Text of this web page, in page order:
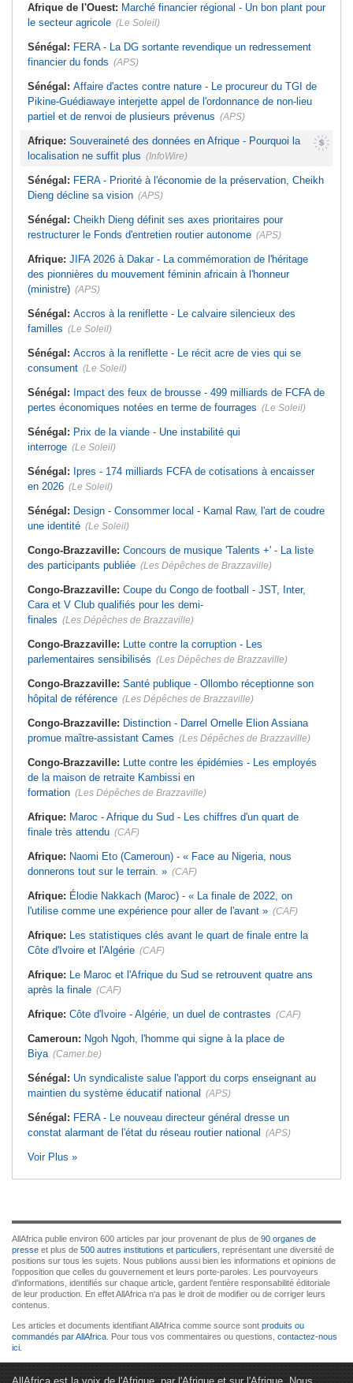
Afrique de l'Ouest: Marché financier régional - Un bon plant pour
le secteur agricole (Le Soleil)
Sénégal: FERA - La DG sortante revendique un redressement
financier du fonds (APS)
Sénégal: Affaire d'actes contre nature - Le procureur du TGI de
Pikine-Guédiawaye interjette appel de l'ordonnance de non-lieu
partiel et de renvoi de plusieurs prévenus (APS)
Afrique: Souveraineté des données en Afrique - Pourquoi la
localisation ne suffit plus (InfoWire)
Sénégal: FERA - Priorité à l'économie de la préservation, Cheikh
Dieng décline sa vision (APS)
Sénégal: Cheikh Dieng définit ses axes prioritaires pour
restructurer le Fonds d'entretien routier autonome (APS)
Afrique: JIFA 2026 à Dakar - La commémoration de l'héritage
des pionnières du mouvement féminin africain à l'honneur
(ministre) (APS)
Sénégal: Accros à la reniflette - Le calvaire silencieux des
familles (Le Soleil)
Sénégal: Accros à la reniflette - Le récit acre de vies qui se
consument (Le Soleil)
Sénégal: Impact des feux de brousse - 499 milliards de FCFA de
pertes économiques notées en terme de fourrages (Le Soleil)
Sénégal: Prix de la viande - Une instabilité qui
interroge (Le Soleil)
Sénégal: Ipres - 174 milliards FCFA de cotisations à encaisser
en 2026 (Le Soleil)
Sénégal: Design - Consommer local - Kamal Raw, l'art de coudre
une identité (Le Soleil)
Congo-Brazzaville: Concours de musique 'Talents +' - La liste
des participants publiée (Les Dépêches de Brazzaville)
Congo-Brazzaville: Coupe du Congo de football - JST, Inter,
Cara et V Club qualifiés pour les demi-
finales (Les Dépêches de Brazzaville)
Congo-Brazzaville: Lutte contre la corruption - Les
parlementaires sensibilisés (Les Dépêches de Brazzaville)
Congo-Brazzaville: Santé publique - Ollombo réceptionne son
hôpital de référence (Les Dépêches de Brazzaville)
Congo-Brazzaville: Distinction - Darrel Ornelle Elion Assiana
promue maître-assistant Cames (Les Dépêches de Brazzaville)
Congo-Brazzaville: Lutte contre les épidémies - Les employés
de la maison de retraite Kambissi en
formation (Les Dépêches de Brazzaville)
Afrique: Maroc - Afrique du Sud - Les chiffres d'un quart de
finale très attendu (CAF)
Afrique: Naomi Eto (Cameroun) - « Face au Nigeria, nous
donnerons tout sur le terrain. » (CAF)
Afrique: Élodie Nakkach (Maroc) - « La finale de 2022, on
l'utilise comme une expérience pour aller de l'avant » (CAF)
Afrique: Les statistiques clés avant le quart de finale entre la
Côte d'Ivoire et l'Algérie (CAF)
Afrique: Le Maroc et l'Afrique du Sud se retrouvent quatre ans
après la finale (CAF)
Afrique: Côte d'Ivoire - Algérie, un duel de contrastes (CAF)
Cameroun: Ngoh Ngoh, l'homme qui signe à la place de
Biya (Camer.be)
Sénégal: Un syndicaliste salue l'apport du corps enseignant au
maintien du système éducatif national (APS)
Sénégal: FERA - Le nouveau directeur général dresse un
constat alarmant de l'état du réseau routier national (APS)
Voir Plus »
AllAfrica publie environ 600 articles par jour provenant de plus de 90 organes de
presse et plus de 500 autres institutions et particuliers , représentant une diversité de
positions sur tous les sujets. Nous publions aussi bien les informations et opinions de
l'opposition que celles du gouvernement et leurs porte-paroles. Les pourvoyeurs
d'informations, identifiés sur chaque article, gardent l'entière responsabilité éditoriale
de leur production. En effet AllAfrica n'a pas le droit de modifier ou de corriger leurs
contenus.
Les articles et documents identifiant AllAfrica comme source sont produits ou
commandés par AllAfrica . Pour tous vos commentaires ou questions, contactez-nous
ici